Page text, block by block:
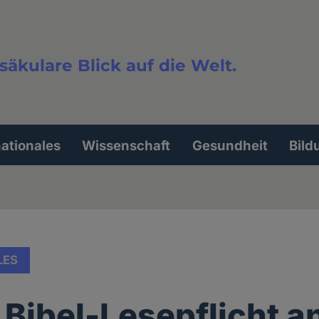
Blick auf die Welt.
Wissenschaft Gesundheit